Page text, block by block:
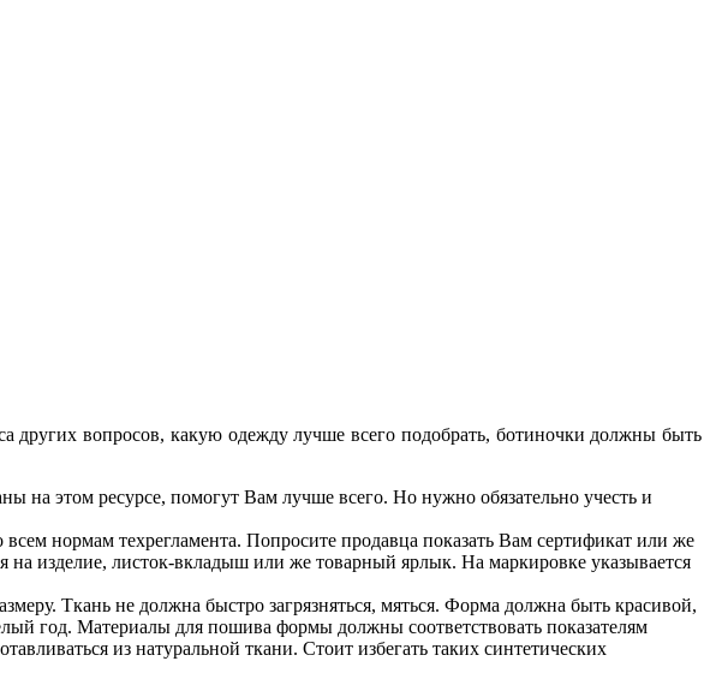
других вопросов, какую одежду лучше всего подобрать, ботиночки должны быть
на этом ресурсе, помогут Вам лучше всего. Но нужно обязательно учесть и
нормам техрегламента. Попросите продавца показать Вам сертификат или же
изделие, листок-вкладыш или же товарный ярлык. На маркировке указывается
Ткань не должна быстро загрязняться, мяться. Форма должна быть красивой,
год. Материалы для пошива формы должны соответствовать показателям
из натуральной ткани. Стоит избегать таких синтетических